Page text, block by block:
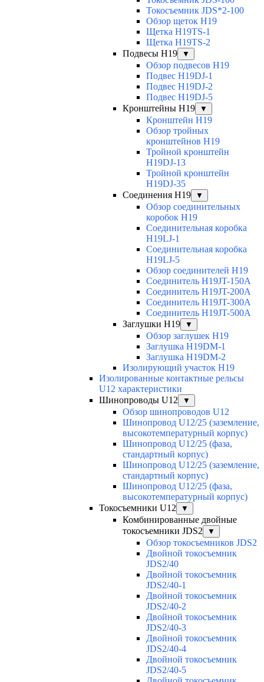
Токосъемник JDS*2-100
Обзор щеток H19
Щетка H19TS-1
Щетка H19TS-2
Подвесы H19
▼
Обзор подвесов H19
Подвес H19DJ-1
Подвес H19DJ-2
Подвес H19DJ-5
Кронштейны H19
▼
Кронштейн H19
Обзор тройных
кронштейнов H19
Тройной кронштейн
H19DJ-13
Тройной кронштейн
H19DJ-35
Соединения H19
▼
Обзор соединительных
коробок H19
Соединительная коробка
H19LJ-1
Соединительная коробка
H19LJ-5
Обзор соединителей H19
Соединитель H19JT-150A
Соединитель H19JT-200A
Соединитель H19JT-300A
Соединитель H19JT-500A
Заглушки H19
▼
Обзор заглушек H19
Заглушка H19DM-1
Заглушка H19DM-2
Изолирующий участок H19
Изолированные контактные рельсы
U12 характеристики
Шинопроводы U12
▼
Обзор шинопроводов U12
Шинопровод U12/25 (заземление,
высокотемпературный корпус)
Шинопровод U12/25 (фаза,
стандартный корпус)
Шинопровод U12/25 (заземление,
стандартный корпус)
Шинопровод U12/25 (фаза,
высокотемпературный корпус)
Токосъемники U12
▼
Комбинированные двойные
токосъемники JDS2
▼
Обзор токосъемников JDS2
Двойной токосъемник
JDS2/40
Двойной токосъемник
JDS2/40-1
Двойной токосъемник
JDS2/40-2
Двойной токосъемник
JDS2/40-3
Двойной токосъемник
JDS2/40-4
Двойной токосъемник
JDS2/40-5